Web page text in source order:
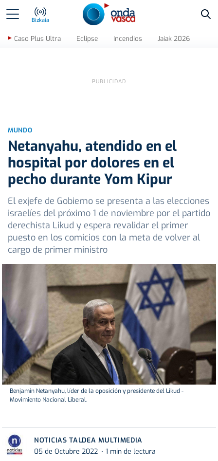
Bizkaia
Caso Plus Ultra Eclipse Incendios Jaiak 2026
MUNDO
Netanyahu, atendido en el
hospital por dolores en el
pecho durante Yom Kipur
El exjefe de Gobierno se presenta a las elecciones
israelíes del próximo 1 de noviembre por el partido
derechista Likud y espera revalidar el primer
puesto en los comicios con la meta de volver al
cargo de primer ministro
Benjamin Netanyahu, líder de la oposición y presidente del Likud -
Movimiento Nacional Liberal.
NOTICIAS TALDEA MULTIMEDIA
05 de Octubre 2022
1 min de lectura